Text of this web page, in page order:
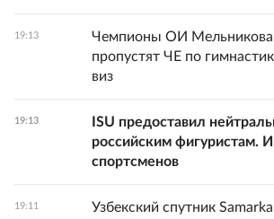
19:13
Чемпионы ОИ Мельникова
пропустят ЧЕ по
виз
19:13
ISU предоставил
российским фигуристам.
спортсменов
19:11
Узбекский спутник